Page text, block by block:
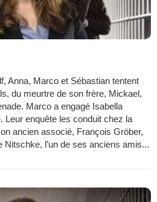
Anna, Marco et Sébastian tentent
du meurtre de son frère, Mickael,
Marco a engagé Isabella
Leur enquête les conduit chez la
ancien associé, François Gröber,
l’un de ses anciens amis...